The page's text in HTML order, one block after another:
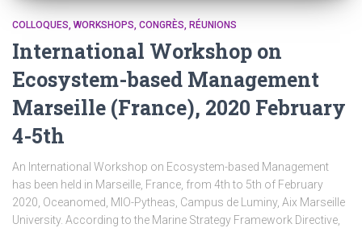
COLLOQUES, WORKSHOPS, CONGRÈS, RÉUNIONS
International Workshop on
Ecosystem-based Management
Marseille (France), 2020 February
4-5th
An International Workshop on Ecosystem-based Management
has been held in Marseille, France, from 4th to 5th of February
2020, Oceanomed, MIO-Pytheas, Campus de Luminy, Aix Marseille
University. According to the Marine Strategy Framework Directive,